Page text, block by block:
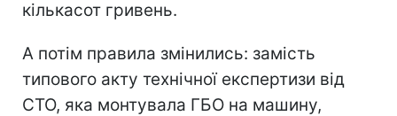
кількасот гривень.
А потім правила змінились: замість
типового акту технічної експертизи від
СТО, яка монтувала ГБО на машину,